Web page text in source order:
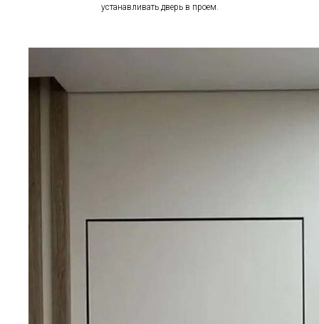
устанавливать дверь в проем.